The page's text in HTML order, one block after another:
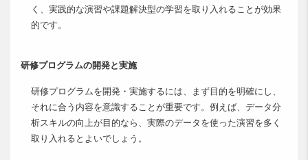
く、実践的な演習や課題解決型の学習を取り入れることが効果
的です。
研修プログラムの開発と実施
研修プログラムを開発・実施するには、まず目的を明確にし、
それに合う内容を意識することが重要です。例えば、データ分
析スキルの向上が目的なら、実際のデータを使った演習を多く
取り入れるとよいでしょう。